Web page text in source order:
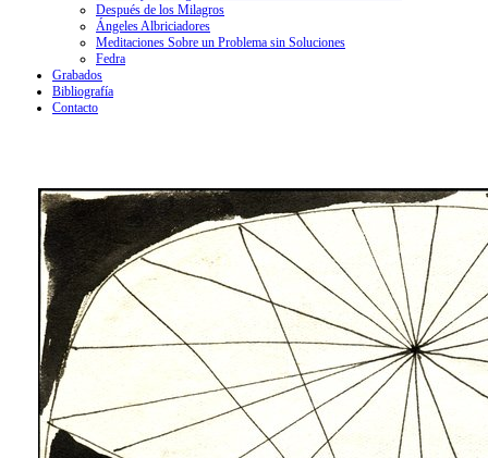
Después de los Milagros
Ángeles Albriciadores
Meditaciones Sobre un Problema sin Soluciones
Fedra
Grabados
Bibliografía
Contacto